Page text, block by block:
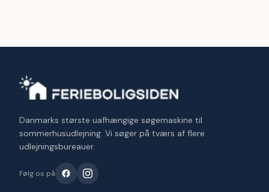
Danmarks største uafhængige søgemaskine til
sommerhusudlejning. Vi søger på tværs af flere
udlejningsbureauer.
Følg os på